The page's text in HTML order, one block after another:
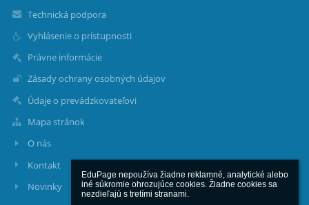
EduPage nepoužíva žiadne reklamné, analytické alebo
iné súkromie ohrozujúce cookies. Žiadne cookies sa
nezdieľajú s tretími stranami.
Technická podpora
Vyhlásenie o prístupnosti
Právne informácie
Zásady ochrany osobných údajov
Údaje o prevádzkovateľovi
Mapa stránok
O nás
Kontakt
Novinky